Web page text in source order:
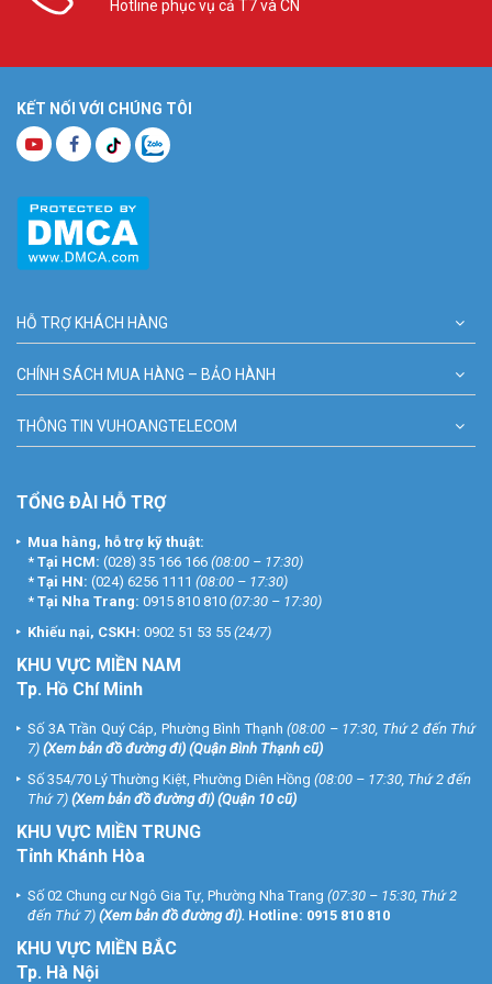
Hotline phục vụ cả T7 và CN
KẾT NỐI VỚI CHÚNG TÔI
HỖ TRỢ KHÁCH HÀNG
CHÍNH SÁCH MUA HÀNG – BẢO HÀNH
THÔNG TIN VUHOANGTELECOM
TỔNG ĐÀI HỖ TRỢ
Mua hàng, hỗ trợ kỹ thuật:
* Tại HCM: (028) 35 166 166 (08:00 – 17:30)
* Tại HN: (024) 6256 1111 (08:00 – 17:30)
* Tại Nha Trang: 0915 810 810 (07:30 – 17:30)
Khiếu nại, CSKH: 0902 51 53 55 (24/7)
KHU VỰC MIỀN NAM
Tp. Hồ Chí Minh
Số 3A Trần Quý Cáp, Phường Bình Thạnh (08:00 – 17:30, Thứ 2 đến Thứ
7) (Xem bản đồ đường đi) (Quận Bình Thạnh cũ)
Số 354/70 Lý Thường Kiệt, Phường Diên Hồng (08:00 – 17:30, Thứ 2 đến
Thứ 7) (Xem bản đồ đường đi) (Quận 10 cũ)
KHU VỰC MIỀN TRUNG
Tỉnh Khánh Hòa
Số 02 Chung cư Ngô Gia Tự, Phường Nha Trang (07:30 – 15:30, Thứ 2
đến Thứ 7) (Xem bản đồ đường đi). Hotline: 0915 810 810
KHU VỰC MIỀN BẮC
Tp. Hà Nội